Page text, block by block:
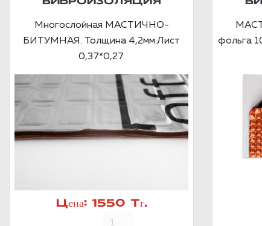
ВИБРОИЗОЛЯЦИЯ
Многослойная МАСТИЧНО-
БИТУМНАЯ. Толщина 4,2мм.Лист
0,37*0,27.
Цена: 1550 Тг.
фольга